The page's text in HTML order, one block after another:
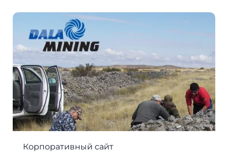
Корпоративный сайт